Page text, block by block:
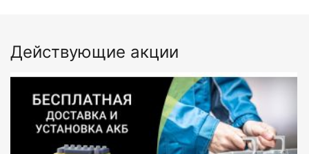
Действующие акции